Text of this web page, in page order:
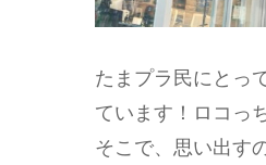
たまプラ民にとっ
ています！ロコっ
そこで、思い出す